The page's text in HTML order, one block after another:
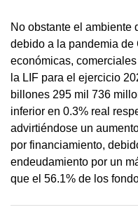
No obstante el ambiente
debido a la pandemia
económicas,
la LIF para el ejercicio
billones 295 mil 736
inferior en 0.3% real
advirtiéndose un
por financiamiento,
endeudamiento por un
que el 56.1% de los